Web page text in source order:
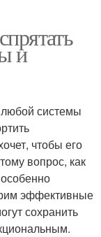
и
системы
чтобы его
вопрос, как
эффективные
сохранить